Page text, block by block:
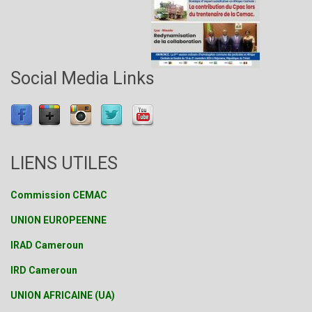
Social Media Links
LIENS UTILES
Commission CEMAC
UNION EUROPEENNE
IRAD Cameroun
IRD Cameroun
UNION AFRICAINE (UA)